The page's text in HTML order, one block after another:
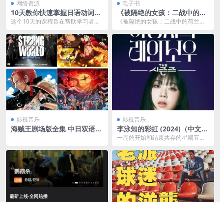
网络资源
10天教你快速掌握日语动词发
音
这个10天的课程旨在帮助学习者快
系统化的讲解和练习...
电子书
《被隔绝的女孩：二战中的荷
兰犹太人和地下抵抗运动》
《被隔绝的女孩：二战中的荷兰犭
e Isolate...
影视音乐
海贼王剧场版全集 中日双语
影视音乐
李泳知的彩虹 (2024)（中文字
幕 06 集）
一周的开始和结束共存的星期五晚
所...